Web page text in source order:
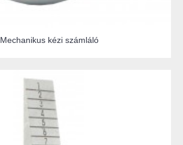
Mechanikus kézi számláló